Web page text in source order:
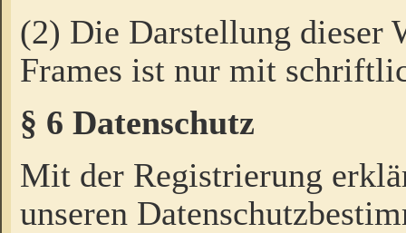
(2) Die Darstellung dieser
Frames ist nur mit
§ 6 Datenschutz
Mit der Registrierung
unseren